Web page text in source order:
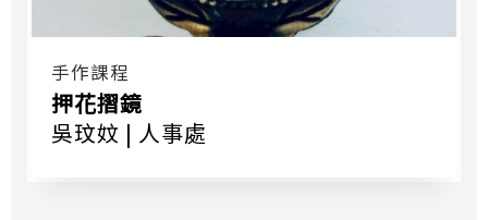
手作課程
押花摺鏡
吳玟妏 | 人事處